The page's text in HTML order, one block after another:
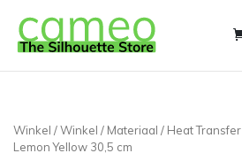
Winkel /Winkel / Materiaal / Heat Transfer
Lemon Yellow 30,5 cm